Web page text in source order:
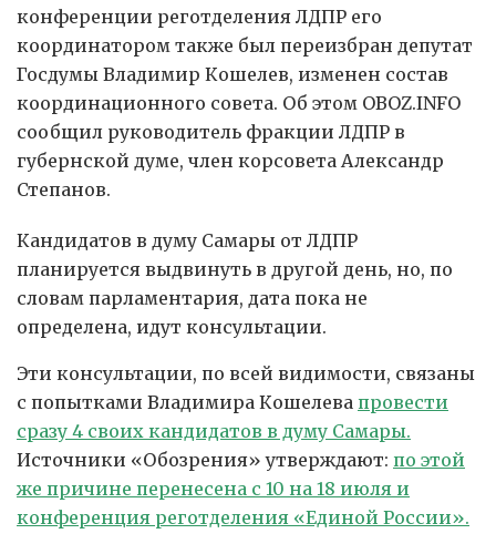
конференции реготделения ЛДПР его
координатором также был переизбран депутат
Госдумы Владимир Кошелев, изменен состав
координационного совета. Об этом OBOZ.INFO
сообщил руководитель фракции ЛДПР в
губернской думе, член корсовета Александр
Степанов.
Кандидатов в думу Самары от ЛДПР
планируется выдвинуть в другой день, но, по
словам парламентария, дата пока не
определена, идут консультации.
Эти консультации, по всей видимости, связаны
с попытками Владимира Кошелева провести
сразу 4 своих кандидатов в думу Самары.
Источники «Обозрения» утверждают: по этой
же причине перенесена с 10 на 18 июля и
конференция реготделения «Единой России».